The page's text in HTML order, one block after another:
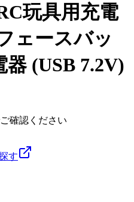
玩具用充電
ェースバッ
(USB 7.2V)
確認ください
す